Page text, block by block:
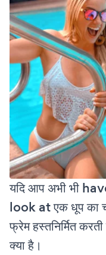
यदि आप अभी भी
look at एक धूप का
फ्रेम हस्तनिर्मित
क्या है।